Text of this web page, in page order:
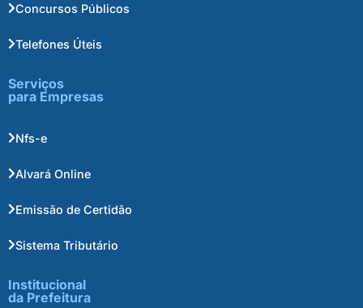
Concursos Públicos
Telefones Úteis
Serviços
para Empresas
Nfs-e
Alvará Online
Emissão de Certidão
Sistema Tributário
Institucional
da Prefeitura